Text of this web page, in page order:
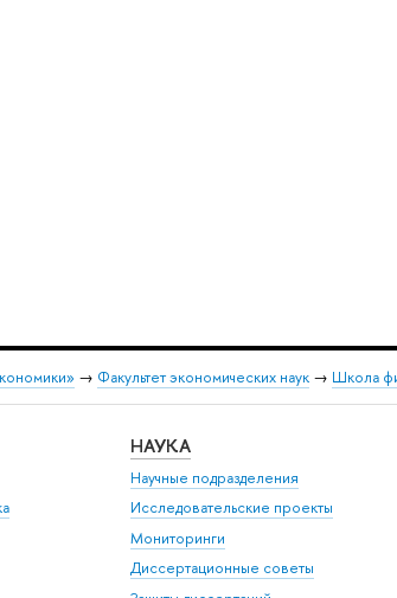
→ Факультет экономических наук→ Школа
НАУКА
Научные подразделения
Исследовательские проекты
Мониторинги
Диссертационные советы